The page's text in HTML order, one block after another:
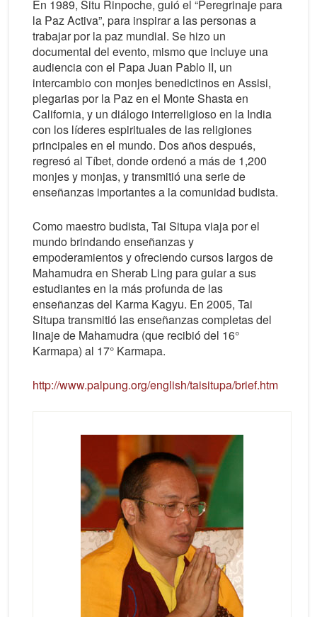
En 1989, Situ Rinpoche, guió el “Peregrinaje para
la Paz Activa”, para inspirar a las personas a
trabajar por la paz mundial. Se hizo un
documental del evento, mismo que incluye una
audiencia con el Papa Juan Pablo II, un
intercambio con monjes benedictinos en Assisi,
plegarias por la Paz en el Monte Shasta en
California, y un diálogo interreligioso en la India
con los líderes espirituales de las religiones
principales en el mundo. Dos años después,
regresó al Tíbet, donde ordenó a más de 1,200
monjes y monjas, y transmitió una serie de
enseñanzas importantes a la comunidad budista.
Como maestro budista, Tai Situpa viaja por el
mundo brindando enseñanzas y
empoderamientos y ofreciendo cursos largos de
Mahamudra en Sherab Ling para guiar a sus
estudiantes en la más profunda de las
enseñanzas del Karma Kagyu. En 2005, Tai
Situpa transmitió las enseñanzas completas del
linaje de Mahamudra (que recibió del 16°
Karmapa) al 17° Karmapa.
http://www.palpung.org/english/taisitupa/brief.htm